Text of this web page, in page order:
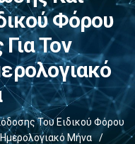
Φόρου
Τον
Του Ειδικού Φόρου
Μήνα
/